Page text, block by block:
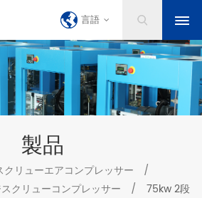
言語
製品
クリューエアコンプレッサー
/
クリューコンプレッサー
/
75kw 2段